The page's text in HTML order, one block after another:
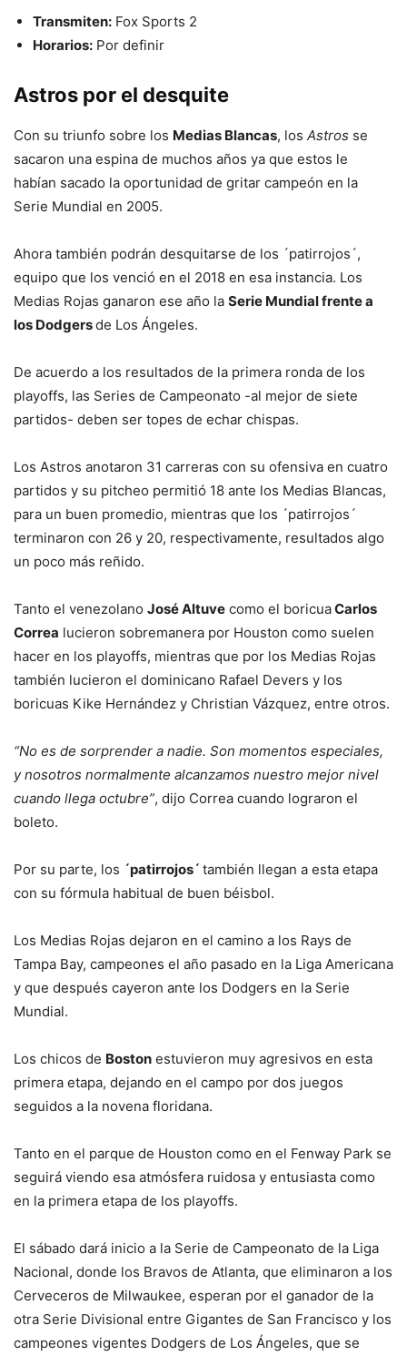
Transmiten: Fox Sports 2
Horarios: Por definir
Astros por el desquite
Con su triunfo sobre los Medias Blancas, los Astros se
sacaron una espina de muchos años ya que estos le
habían sacado la oportunidad de gritar campeón en la
Serie Mundial en 2005.
Ahora también podrán desquitarse de los ´patirrojos´,
equipo que los venció en el 2018 en esa instancia. Los
Medias Rojas ganaron ese año la Serie Mundial frente a
los Dodgersde Los Ángeles.
De acuerdo a los resultados de la primera ronda de los
playoffs, las Series de Campeonato -al mejor de siete
partidos- deben ser topes de echar chispas.
Los Astros anotaron 31 carreras con su ofensiva en cuatro
partidos y su pitcheo permitió 18 ante los Medias Blancas,
para un buen promedio, mientras que los ´patirrojos´
terminaron con 26 y 20, respectivamente, resultados algo
un poco más reñido.
Tanto el venezolano José Altuve como el boricuaCarlos
Correa lucieron sobremanera por Houston como suelen
hacer en los playoffs, mientras que por los Medias Rojas
también lucieron el dominicano Rafael Devers y los
boricuas Kike Hernández y Christian Vázquez, entre otros.
“No es de sorprender a nadie. Son momentos especiales,
y nosotros normalmente alcanzamos nuestro mejor nivel
cuando llega octubre”, dijo Correa cuando lograron el
boleto.
Por su parte, los ´patirrojos´ también llegan a esta etapa
con su fórmula habitual de buen béisbol.
Los Medias Rojas dejaron en el camino a los Rays de
Tampa Bay, campeones el año pasado en la Liga Americana
y que después cayeron ante los Dodgers en la Serie
Mundial.
Los chicos de Boston estuvieron muy agresivos en esta
primera etapa, dejando en el campo por dos juegos
seguidos a la novena floridana.
Tanto en el parque de Houston como en el Fenway Park se
seguirá viendo esa atmósfera ruidosa y entusiasta como
en la primera etapa de los playoffs.
El sábado dará inicio a la Serie de Campeonato de la Liga
Nacional, donde los Bravos de Atlanta, que eliminaron a los
Cerveceros de Milwaukee, esperan por el ganador de la
otra Serie Divisional entre Gigantes de San Francisco y los
campeones vigentes Dodgers de Los Ángeles, que se